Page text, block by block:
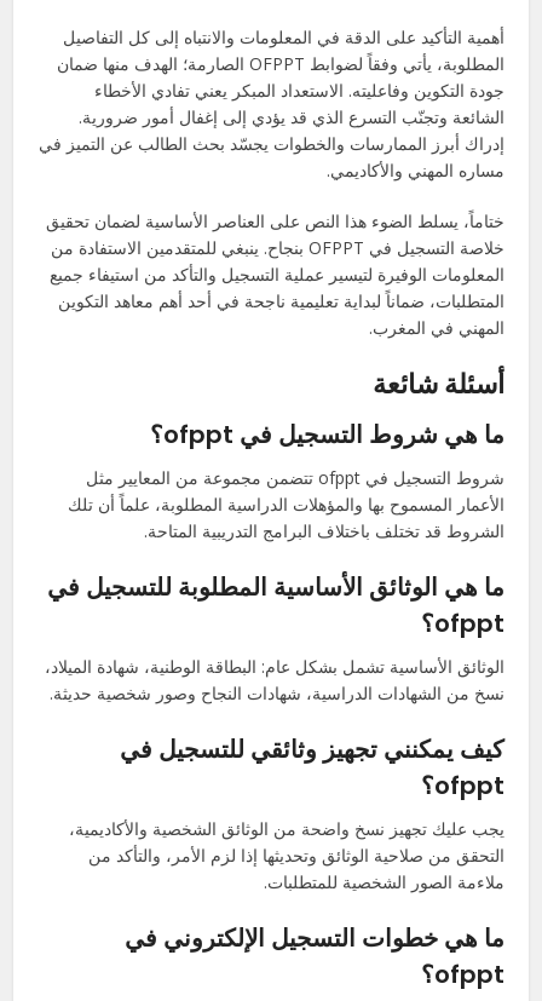
أهمية التأكيد على الدقة في المعلومات والانتباه إلى كل التفاصيل
المطلوبة، يأتي وفقاً لضوابط OFPPT الصارمة؛ الهدف منها ضمان
جودة التكوين وفاعليته. الاستعداد المبكر يعني تفادي الأخطاء
الشائعة وتجنّب التسرع الذي قد يؤدي إلى إغفال أمور ضرورية.
إدراك أبرز الممارسات والخطوات يجسّد بحث الطالب عن التميز في
مساره المهني والأكاديمي.
ختاماً، يسلط الضوء هذا النص على العناصر الأساسية لضمان تحقيق
خلاصة التسجيل في OFPPT بنجاح. ينبغي للمتقدمين الاستفادة من
المعلومات الوفيرة لتيسير عملية التسجيل والتأكد من استيفاء جميع
المتطلبات، ضماناً لبداية تعليمية ناجحة في أحد أهم معاهد التكوين
المهني في المغرب.
أسئلة شائعة
ما هي شروط التسجيل في ofppt؟
شروط التسجيل في ofppt تتضمن مجموعة من المعايير مثل
الأعمار المسموح بها والمؤهلات الدراسية المطلوبة، علماً أن تلك
الشروط قد تختلف باختلاف البرامج التدريبية المتاحة.
ما هي الوثائق الأساسية المطلوبة للتسجيل في
ofppt؟
الوثائق الأساسية تشمل بشكل عام: البطاقة الوطنية، شهادة الميلاد،
نسخ من الشهادات الدراسية، شهادات النجاح وصور شخصية حديثة.
كيف يمكنني تجهيز وثائقي للتسجيل في
ofppt؟
يجب عليك تجهيز نسخ واضحة من الوثائق الشخصية والأكاديمية،
التحقق من صلاحية الوثائق وتحديثها إذا لزم الأمر، والتأكد من
ملاءمة الصور الشخصية للمتطلبات.
ما هي خطوات التسجيل الإلكتروني في
ofppt؟